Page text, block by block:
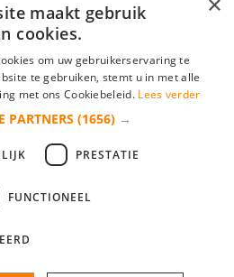
maakt gebruik
cookies.
om uw gebruikerservaring te
te gebruiken, stemt u in met alle
met ons Cookiebeleid. Lees verder
PARTNERS (1656) →
PRESTATIE
FUNCTIONEEL